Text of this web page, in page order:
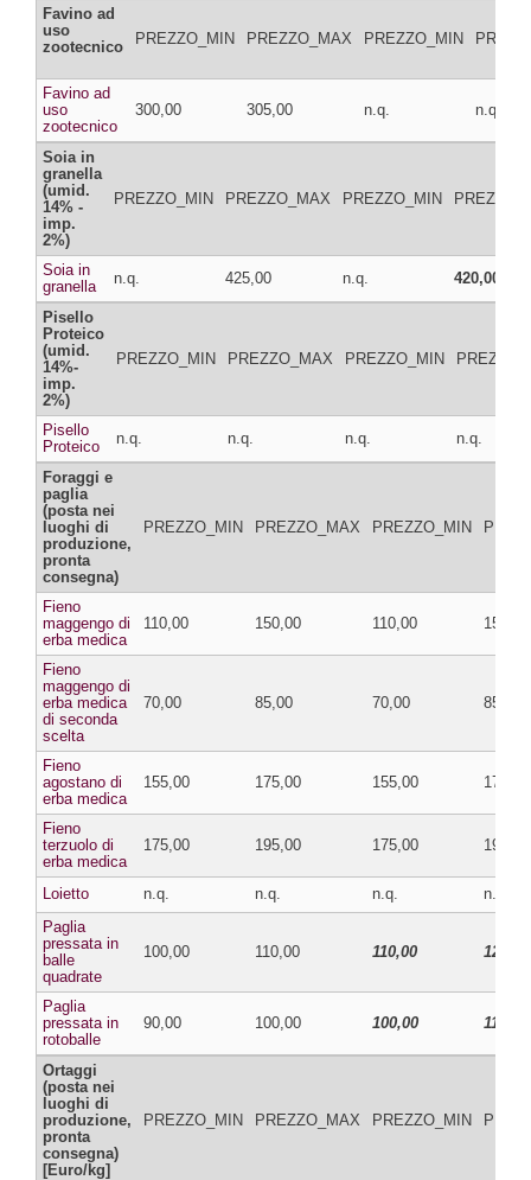
Favino ad
uso
zootecnico
PREZZO_MIN PREZZO_MAX PREZZO_MIN
Favino ad
uso
zootecnico
300,00 305,00 n.q. n.q.
Soia in
granella
(umid.
14% -
imp.
2%)
PREZZO_MIN PREZZO_MAX PREZZO_MIN
Soia in
granella
n.q. 425,00 n.q. 420,00
Pisello
Proteico
(umid.
14%-
imp.
2%)
PREZZO_MIN PREZZO_MAX PREZZO_MIN
Pisello
Proteico
n.q. n.q. n.q. n.q.
Foraggi e
paglia
(posta nei
luoghi di
produzione,
pronta
consegna)
PREZZO_MIN PREZZO_MAX PREZZO_MIN
Fieno
maggengo di
erba medica
110,00 150,00 110,00 150,00
Fieno
maggengo di
erba medica
di seconda
scelta
70,00 85,00 70,00 85,00
Fieno
agostano di
erba medica
155,00 175,00 155,00 175,00
Fieno
terzuolo di
erba medica
175,00 195,00 175,00 195,00
Loietto n.q. n.q. n.q.
n.q.
Paglia
pressata in
balle
quadrate
100,00 110,00 110,00 120,00
Paglia
pressata in
rotoballe
90,00 100,00 100,00 110,00
Ortaggi
(posta nei
luoghi di
produzione,
pronta
consegna)
[Euro/kg]
PREZZO_MIN PREZZO_MAX PREZZO_MIN